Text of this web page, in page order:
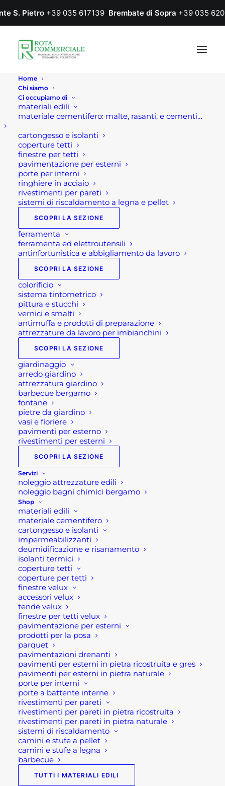
S. Pietro +39 035 617139 Brembate di Sopra +39 035
Home
Chi siamo
Ci occupiamo di
materiali edili
materiale cementifero: malte, rasanti, e cementi…
cartongesso e isolanti
coperture tetti
finestre per tetti
pavimentazione per esterni
porte per interni
ringhiere in acciaio
rivestimenti per pareti
sistemi di riscaldamento a legna e pellet
SCOPRI LA SEZIONE
ferramenta
ferramenta ed elettroutensili
antinfortunistica e abbigliamento da lavoro
SCOPRI LA SEZIONE
colorificio
sistema tintometrico
pittura e stucchi
vernici e smalti
antimuffa e prodotti di preparazione
attrezzature da lavoro per imbianchini
SCOPRI LA SEZIONE
giardinaggio
arredo giardino
attrezzatura giardino
barbecue bergamo
fontane
pietre da giardino
vasi e fioriere
pavimenti per esterno
rivestimenti per esterni
SCOPRI LA SEZIONE
Servizi
noleggio attrezzature edili
noleggio bagni chimici bergamo
Shop
materiali edili
materiale cementifero
cartongesso e isolanti
impermeabilizzanti
deumidificazione e risanamento
isolanti termici
coperture tetti
coperture per tetti
finestre velux
accessori velux
tende velux
finestre per tetti velux
pavimentazione per esterni
prodotti per la posa
parquet
pavimentazioni drenanti
pavimenti per esterni in pietra ricostruita e gres
pavimenti per esterni in pietra naturale
porte per interni
porte a battente interne
rivestimenti per pareti
rivestimenti per pareti in pietra ricostruita
rivestimenti per pareti in pietra naturale
sistemi di riscaldamento
camini e stufe a pellet
camini e stufe a legna
barbecue
TUTTI I MATERIALI EDILI
sconto in fattura
Super bonus 110% - le
ultime novità
Super bonus 110%-
le ultime novità
Finalmente è stato completato il quadro
delle norme base che disciplinano il
nuovo super bonus 110% (Ecobonus e
sismabonus con detrazione 110%). Infatti
il decreto legge Rilancio ha appena
concluso il suo iter. Dunque le linee
guida restano quelle evidenziate nella
prima stesura del Dl, ovvero una serie di
interventi che permettono di usufruire di
uno sconto fiscale pari al 110% della spesa
effettuata. In aggiunta se a questi
interventi si aggiungono altre
operazioni, anche queste possono
usufruire dell'agevolazione al 110%.
A tal punto occorre segnalare che
mancano ancora il decreto attuativo del
MISE sulla congruità delle spese
sostenute. Ovvero una sorta di elenco in